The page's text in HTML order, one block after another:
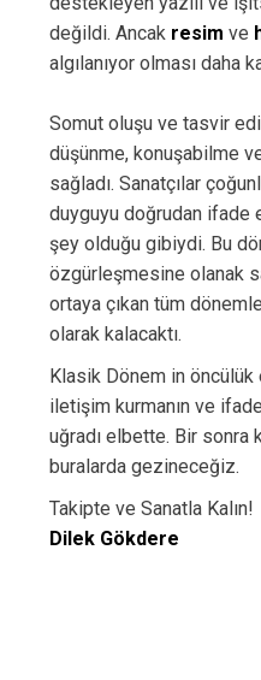
değildi. Ancak resim ve
algılanıyor olması daha
Somut oluşu ve tasvir
düşünme, konuşabilme
sağladı. Sanatçılar
duyguyu doğrudan ifade
şey olduğu gibiydi. Bu
özgürleşmesine olanak
ortaya çıkan tüm
olarak kalacaktı.
Klasik Dönem in
iletişim kurmanın ve
uğradı elbette. Bir sonra
buralarda gezineceğiz.
Takipte ve Sanatla Kalın!
Dilek Gökdere